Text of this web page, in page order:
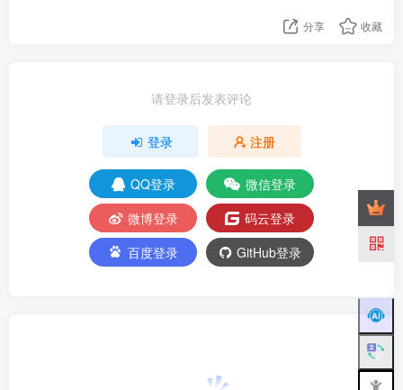
分享 收藏
请登录后发表评论
登录 注册
QQ登录
微信登录
微博登录
码云登录
百度登录
GitHub登录